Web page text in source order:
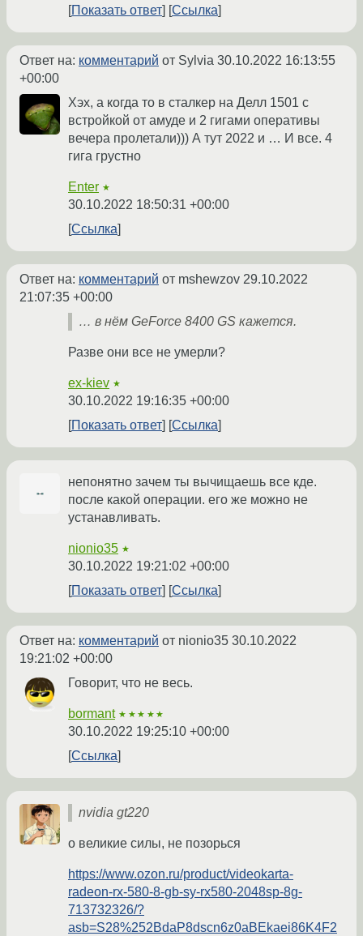
Показать ответ Ссылка
Ответ на: комментарий от Sylvia 30.10.2022 16:13:55
+00:00
Хэх, а когда то в сталкер на Делл 1501 с
встройкой от амуде и 2 гигами оперативы
вечера пролетали))) А тут 2022 и … И все. 4
гига грустно
Enter ★
30.10.2022 18:50:31 +00:00
Ссылка
Ответ на: комментарий от mshewzov 29.10.2022
21:07:35 +00:00
… в нём GeForce 8400 GS кажется.
Разве они все не умерли?
ex-kiev ★
30.10.2022 19:16:35 +00:00
Показать ответ
Ссылка
непонятно зачем ты вычищаешь все кде.
после какой операции. его же можно не
устанавливать.
nionio35 ★
30.10.2022 19:21:02 +00:00
Показать ответ
Ссылка
Ответ на: комментарий от nionio35 30.10.2022
19:21:02 +00:00
Говорит, что не весь.
bormant ★★★★★
30.10.2022 19:25:10 +00:00
Ссылка
nvidia gt220
о великие силы, не позорься
https://www.ozon.ru/product/videokarta-
radeon-rx-580-8-gb-sy-rx580-2048sp-8g-
713732326/?
asb=S28%252BdaP8dscn6z0aBEkaei86K4F2